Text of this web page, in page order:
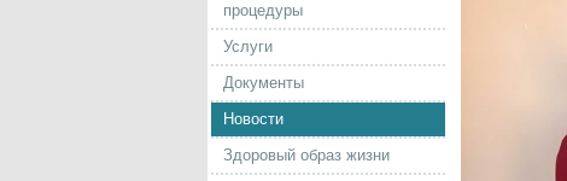
процедуры
Услуги
Документы
Новости
Здоровый образ жизни